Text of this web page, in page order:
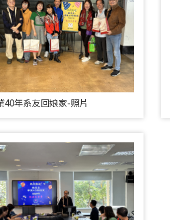
40年系友回娘家-照片